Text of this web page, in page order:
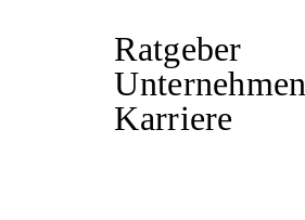
Ratgeber
Unternehmen
Karriere